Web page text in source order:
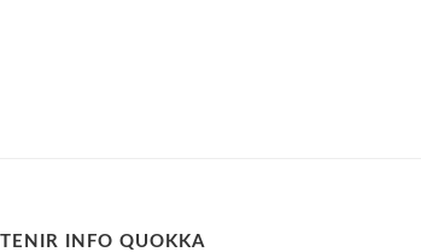
INFO QUOKKA